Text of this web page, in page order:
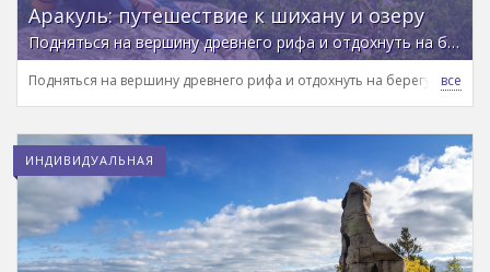
Аракуль: путешествие к шихану и озеру
Подняться на вершину древнего рифа и отдохнуть на берегу «озера меж гор»
Подняться на вершину древнего рифа и отдохнуть на берегу «озера
ИНДИВИДУАЛЬНАЯ